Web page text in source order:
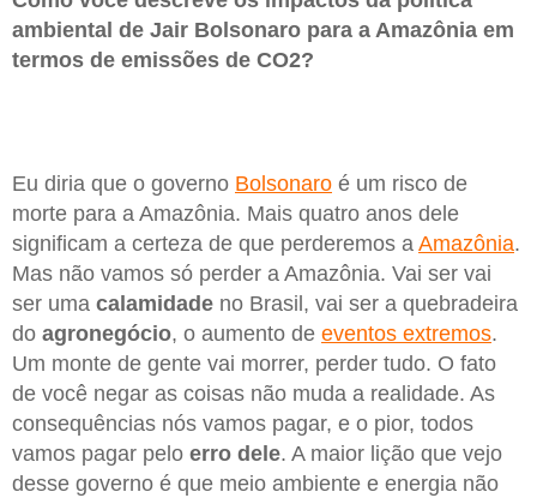
ambiental de Jair Bolsonaro para a Amazônia em
termos de emissões de CO2?
Eu diria que o governo Bolsonaro é um risco de
morte para a Amazônia. Mais quatro anos dele
significam a certeza de que perderemos a Amazônia.
Mas não vamos só perder a Amazônia. Vai ser vai
ser uma calamidade no Brasil, vai ser a quebradeira
do agronegócio, o aumento de eventos extremos.
Um monte de gente vai morrer, perder tudo. O fato
de você negar as coisas não muda a realidade. As
consequências nós vamos pagar, e o pior, todos
vamos pagar pelo erro dele. A maior lição que vejo
desse governo é que meio ambiente e energia não